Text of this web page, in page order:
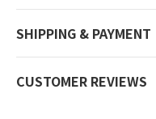
SHIPPING & PAYMENT
CUSTOMER REVIEWS